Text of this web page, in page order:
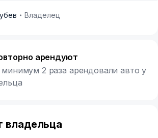
Владелец
арендуют
минимум 2 раза арендовали авто у
владельца